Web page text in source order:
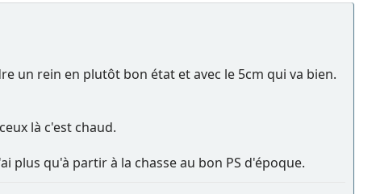
un rein en plutôt bon état et avec le 5cm qui va bien.
là c'est chaud.
plus qu'à partir à la chasse au bon PS d'époque.